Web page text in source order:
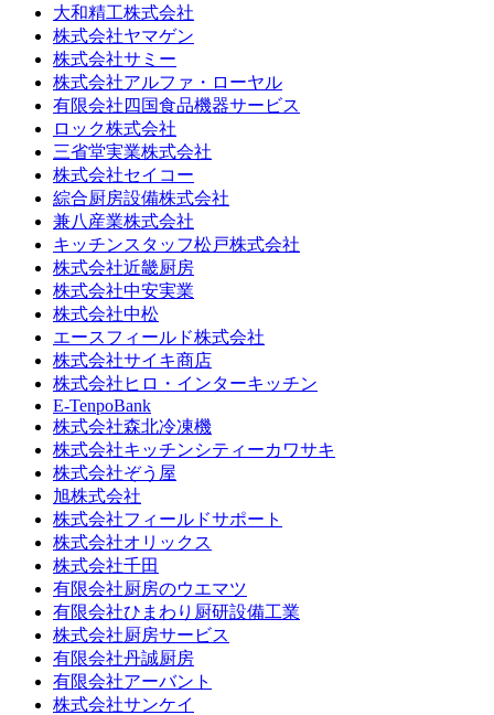
大和精工株式会社
株式会社ヤマゲン
株式会社サミー
株式会社アルファ・ローヤル
有限会社四国食品機器サービス
ロック株式会社
三省堂実業株式会社
株式会社セイコー
綜合厨房設備株式会社
兼八産業株式会社
キッチンスタッフ松戸株式会社
株式会社近畿厨房
株式会社中安実業
株式会社中松
エースフィールド株式会社
株式会社サイキ商店
株式会社ヒロ・インターキッチン
E-TenpoBank
株式会社森北冷凍機
株式会社キッチンシティーカワサキ
株式会社ぞう屋
旭株式会社
株式会社フィールドサポート
株式会社オリックス
株式会社千田
有限会社厨房のウエマツ
有限会社ひまわり厨研設備工業
株式会社厨房サービス
有限会社丹誠厨房
有限会社アーバント
株式会社サンケイ